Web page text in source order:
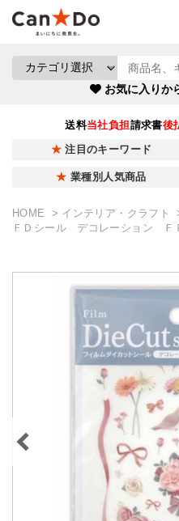
お気に入りか
送料当社負担請求書後
注目のキーワード
業種別人気商品
HOME インテリア・クラフト
ＦＤシール デコレーション